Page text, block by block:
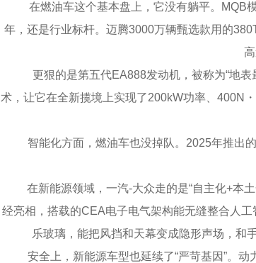
在燃油车这个基本盘上，它没有躺平。MQB模
年，还是行业标杆。迈腾3000万辆甄选款用的
更狠的是第五代EA888发动机，被称为“地表
术，让它在全新揽境上实现了200kW功率、400N
智能化方面，燃油车也没掉队。2025年推出的
在新能源领域，一汽-大众走的是“自主化+本土
经亮相，搭载的CEA电子电气架构能无缝整合人
乐玻璃，能把风挡和天幕变成隐形声场，和
安全上，新能源车型也延续了“严苛基因”。动